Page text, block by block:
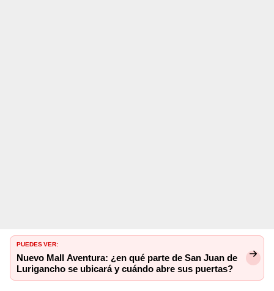
PUEDES VER:
Nuevo Mall Aventura: ¿en qué parte de San Juan de
Lurigancho se ubicará y cuándo abre sus puertas?